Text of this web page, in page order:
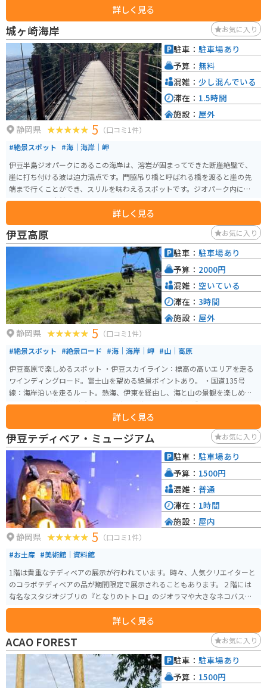
詳しく見る
城ヶ崎海岸 お気に入り
静岡県 5 （口コミ1件）
#絶景スポット #海｜海岸｜岬
伊豆半島ジオパークにあるこの海岸は、溶岩が固まってできた断崖絶壁で、
崖に打ち付ける波は迫力満点です。門脇吊り橋と呼ばれる橋を渡ると崖の先
端まで行くことができ、スリルを味わえるスポットです。ジオパーク内にある
ので、周辺の自然も楽しめます。
詳しく見る
駐車： 駐車場あり
予算： 無料
混雑： 少し混んでいる
滞在： 1.5時間
施設： 屋外
伊豆高原 お気に入り
静岡県 5 （口コミ1件）
#絶景スポット #絶景ロード #海｜海岸｜岬 #山｜高原
伊豆高原で楽しめるスポット ・伊豆スカイライン：標高の高いエリアを走る
ワインディングロード。富士山を望める絶景ポイントあり。 ・国道135号
線：海岸沿いを走るルート。熱海、伊東を経由し、海と山の景観を楽しめ
る。 ・城ヶ崎海岸：溶岩の岸壁が広がる海岸。 ・門脇吊橋：高さ23m、長さ
48mの吊橋。海を見下ろすスリル満点のスポット。 ・大室山：標高580mの
火山。リフトで山頂まで行ける、山頂から360度のパノラマビュー（相模湾、
伊豆七島、富士山など）、すり鉢状の地形と遊歩道があり、散策が楽しめ
る。 ・美術館：伊豆テディベア・ミュージアム：テディベアの展示、伊豆ガ
ラスと工芸美術館：ガラス工芸作品の展示。 ・カフェ・グルメ：地元食材を
使ったランチやスイーツが楽しめる、オーシャンビューのカフェが多く、海
を眺めながら過ごせる。 ・温泉：赤沢温泉郷：源泉かけ流しの温泉施設・高
原の湯：露天風呂から海を眺められる温泉。 上記の通り、伊豆高原には絶景
スポット、ツーリング向けのルート、温泉、美術館、カフェなど、多様な楽
しみ方ができるスポットが揃っています。
詳しく見る
駐車： 駐車場あり
予算： 2000円
混雑： 空いている
滞在： 3時間
施設： 屋外
伊豆テディベア・ミュージアム お気に入り
静岡県 5 （口コミ1件）
#お土産 #美術館｜資料館
1階は貴重なテディベアの展示が行われています。時々、人気クリエイターと
のコラボテディベアの品が期間限定で展示されることもあります。２階には
有名なスタジオジブリの『となりのトトロ』のジオラマや大きなネコバスな
ど、作品にまつわる品が数多く展示されています。ネコバスには乗ることもで
き、思わず童心に帰れます。ショップではオリジナルテディベアが作れるワー
クショップも開催されており、お土産にも最適です。
詳しく見る
駐車： 駐車場あり
予算： 1500円
混雑： 普通
滞在： 1時間
施設： 屋内
ACAO FOREST お気に入り
駐車： 駐車場あり
予算： 1500円